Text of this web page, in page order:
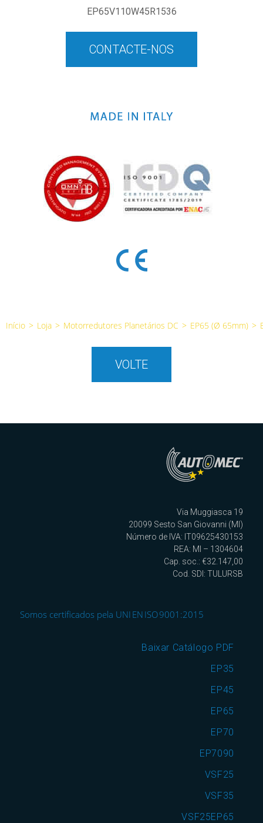
EP65V110W45R1536
CONTACTE-NOS
Início > Loja > Motorredutores Planetários DC > EP65 (Ø 65mm) >
VOLTE
Via Muggiasca 19
20099 Sesto San Giovanni (MI)
Número de IVA: IT09625430153
REA: MI – 1304604
Cap. soc.: €32.147,00
Cod. SDI: TULURSB
Somos certificados pela UNI EN ISO 9001:2015
Baixar Catálogo PDF
EP35
EP45
EP65
EP70
EP7090
VSF25
VSF35
VSF25EP65